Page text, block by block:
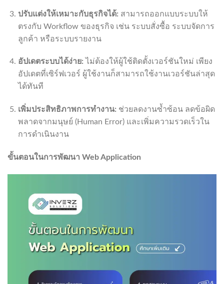
ปรับแต่งให้เหมาะกับธุรกิจได้: สามารถออกแบบระบบให้
ตรงกับ Workflow ของธุรกิจ เช่น ระบบสั่งซื้อ ระบบจัดการ
ลูกค้า หรือระบบรายงาน
อัปเดตระบบได้ง่าย: ไม่ต้องให้ผู้ใช้ติดตั้งเวอร์ชันใหม่ เพียง
อัปเดตที่เซิร์ฟเวอร์ ผู้ใช้งานก็สามารถใช้งานเวอร์ชันล่าสุด
ได้ทันที
เพิ่มประสิทธิภาพการทำงาน: ช่วยลดงานซ้ำซ้อน ลดข้อผิด
พลาดจากมนุษย์ (Human Error) และเพิ่มความรวดเร็วใน
การดำเนินงาน
ขั้นตอนในการพัฒนา Web Application